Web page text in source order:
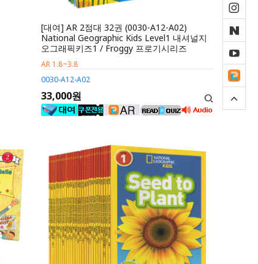
[대여] AR 2점대 32권 (0030-A12-A02)
National Geographic Kids Level1 내셔널지
오그래픽키즈1 / Froggy 프로기시리즈
AR 1.8~3.8
0030-A12-A02
33,000원